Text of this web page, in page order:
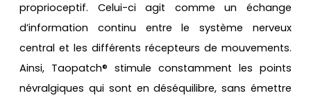
proprioceptif. Celui-ci agit comme un échange
d’information continu entre le système nerveux
central et les différents récepteurs de mouvements.
Ainsi, Taopatch® stimule constamment les points
névralgiques qui sont en déséquilibre, sans émettre